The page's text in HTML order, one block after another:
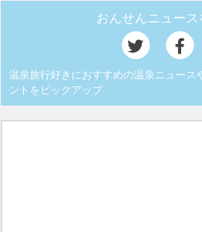
おんせんニュー
温泉旅行好きにおすすめの温泉ニュース
ントをピックアップ